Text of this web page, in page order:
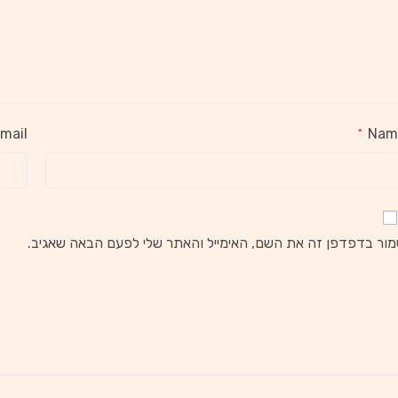
*
בדפדפן זה את השם, האימייל והאתר שלי לפעם הבאה שאגיב.